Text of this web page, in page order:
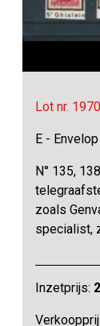
Lot nr. 1970
E - Envelop
N° 135,
zoals
specialist,
Inzetprijs: